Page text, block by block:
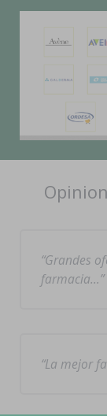
Grandes
farmacia…
La mejor